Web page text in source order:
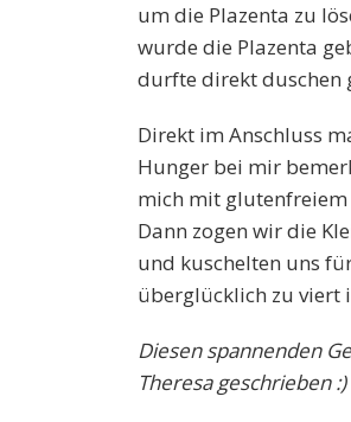
um die Plazenta zu
wurde die Plazenta
durfte direkt duschen
Direkt im Anschluss
Hunger bei mir
mich mit glutenfreiem
Dann zogen wir die
und kuschelten uns
überglücklich zu viert
Diesen spannenden
Theresa geschrieben :)